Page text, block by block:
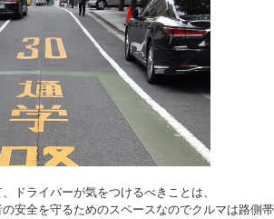
ドライバーが気をつけるべきことは、
安全を守るためのスペースなのでクルマは路側